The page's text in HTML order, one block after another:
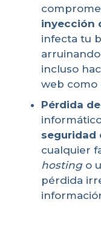
inyección
infecta tu
incluso
web como
Pérdida
seguridad
cualquier
hostingo
pérdida